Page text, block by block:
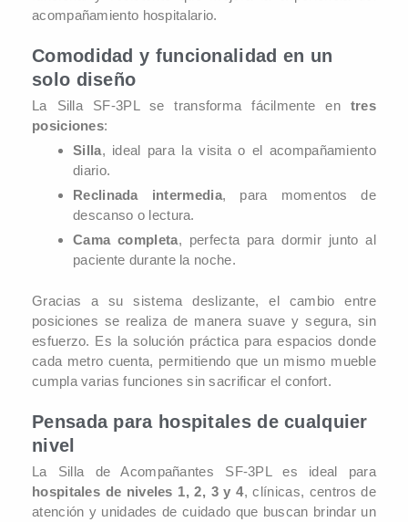
acompañamiento hospitalario.
Comodidad y funcionalidad en un
solo diseño
La Silla SF-3PL se transforma fácilmente en tres
posiciones:
Silla, ideal para la visita o el acompañamiento
diario.
Reclinada intermedia, para momentos de
descanso o lectura.
Cama completa, perfecta para dormir junto al
paciente durante la noche.
Gracias a su sistema deslizante, el cambio entre
posiciones se realiza de manera suave y segura, sin
esfuerzo. Es la solución práctica para espacios donde
cada metro cuenta, permitiendo que un mismo mueble
cumpla varias funciones sin sacrificar el confort.
Pensada para hospitales de cualquier
nivel
La Silla de Acompañantes SF-3PL es ideal para
hospitales de niveles 1, 2, 3 y 4, clínicas, centros de
atención y unidades de cuidado que buscan brindar un